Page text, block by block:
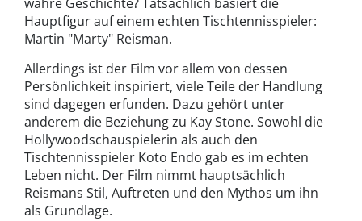
Hauptfigur auf einem echten Tischtennisspieler:
Martin "Marty" Reisman.
Allerdings ist der Film vor allem von dessen
Persönlichkeit inspiriert, viele Teile der Handlung
sind dagegen erfunden. Dazu gehört unter
anderem die Beziehung zu Kay Stone. Sowohl die
Hollywoodschauspielerin als auch den
Tischtennisspieler Koto Endo gab es im echten
Leben nicht. Der Film nimmt hauptsächlich
Reismans Stil, Auftreten und den Mythos um ihn
als Grundlage.